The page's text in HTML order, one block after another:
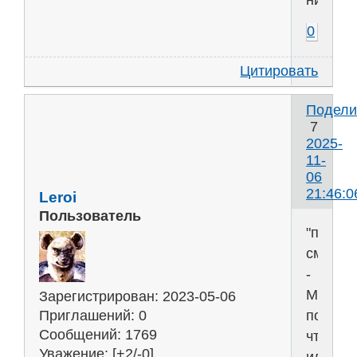
0
Цитировать
7
2025-
11-
06
Leroi
Пользователь
Зарегистрирован: 2023-05-06
Приглашений: 0
Сообщений: 1769
-
Можно
что